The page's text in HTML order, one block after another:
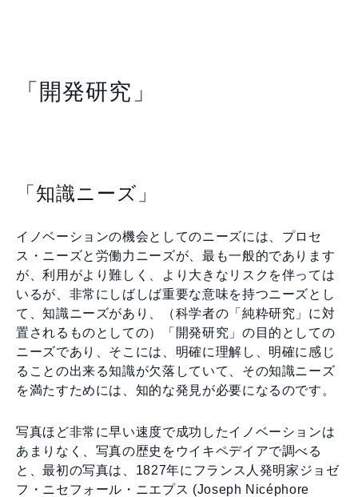
「開発研究」
「知識ニーズ」
イノベーションの機会としてのニーズには、プロセ
ス・ニーズと労働力ニーズが、最も一般的であります
が、利用がより難しく、より大きなリスクを伴っては
いるが、非常にしばしば重要な意味を持つニーズとし
て、知識ニーズがあり、（科学者の「純粋研究」に対
置されるものとしての）「開発研究」の目的としての
ニーズであり、そこには、明確に理解し、明確に感じ
ることの出来る知識が欠落していて、その知識ニーズ
を満たすためには、知的な発見が必要になるのです。
写真ほど非常に早い速度で成功したイノベーションは
あまりなく、写真の歴史をウイキペデイアで調べる
と、最初の写真は、1827年にフランス人発明家ジョゼ
フ・ニセフォール・ニエプス (Joseph Nicéphore